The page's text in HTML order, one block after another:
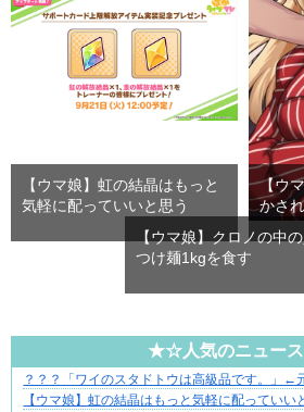
【ウマ娘】虹の結晶はもっと
気軽に配っていいと思う
【ウ
かさ
【ウマ娘】クロノの中の
つけ麺1kgを食す
★☆人気のニュー
ずっと好き。俺はストーカーなんかじゃない。
？？？「ワイのスタドトウは高級品です。」←
【ウマ娘】虹の結晶はもっと気軽に配っていい